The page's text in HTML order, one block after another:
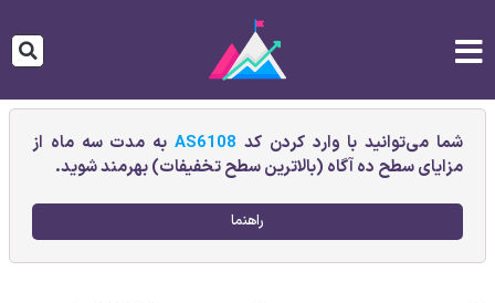
شما می‌توانید با وارد کردن کد AS6108به مدت سه ماه از
مزایای سطح ده آگاه (بالاترین سطح تخفیفات) بهرمند شوید.
راهنما